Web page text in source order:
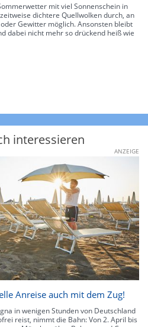
mit viel Sonnenschein in
dichtere Quellwolken durch, an
Gewitter möglich. Ansonsten bleibt
dabei nicht mehr so drückend heiß wie
interessieren
ANZEIGE
Anreise auch mit dem Zug!
in wenigen Stunden von Deutschland
reist, nimmt die Bahn: Von 2. April bis